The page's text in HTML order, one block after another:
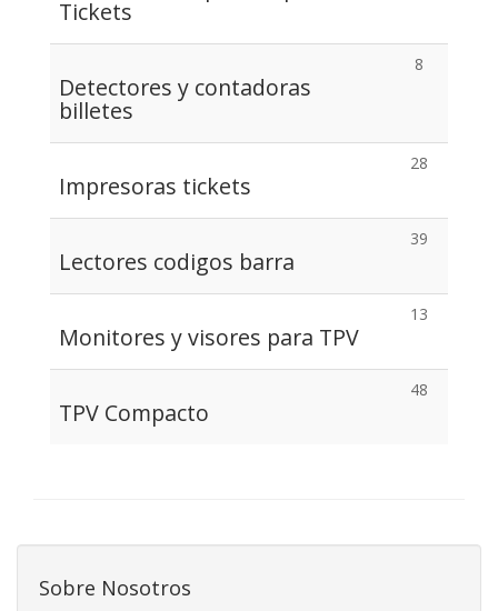
Tickets
Detectores y contadoras
billetes
8
Impresoras tickets
28
Lectores codigos barra
39
Monitores y visores para TPV
13
TPV Compacto
48
Sobre Nosotros